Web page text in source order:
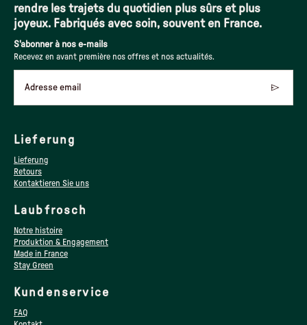
rendre les trajets du quotidien plus sûrs et plus
joyeux. Fabriqués avec soin, souvent en France.
S'abonner à nos e-mails
Recevez en avant première nos offres et nos actualités.
Adresse email
Lieferung
Lieferung
Retours
Kontaktieren Sie uns
Laubfrosch
Notre histoire
Produktion & Engagement
Made in France
Stay Green
Kundenservice
FAQ